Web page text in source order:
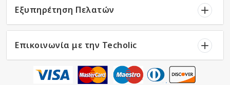
Εξυπηρέτηση Πελατών
Επικοινωνία με την Techolic